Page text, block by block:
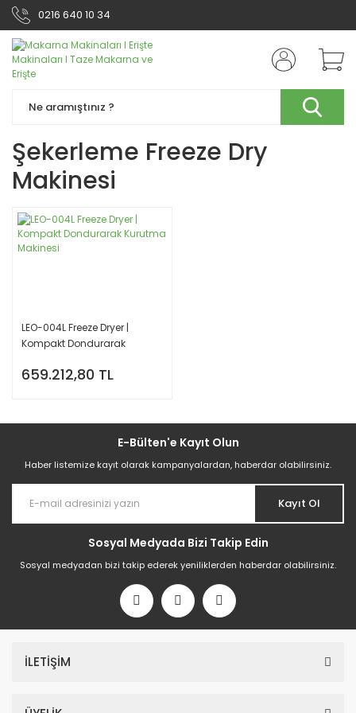
0216 640 10 34
Şekerleme Freeze Dry
Makinesi
LEO-004L Freeze Dryer |
Kompakt Dondurarak
659.212,80 TL
E-Bülten'e Kayıt Olun
Haber listemize kayıt olarak kampanyalardan, haberdar olabilirsiniz.
Kayıt Ol
Sosyal Medyada Bizi Takip Edin
Sosyal medyadan bizi takip ederek yeniliklerden haberdar olabilirsiniz.
İLETİŞİM